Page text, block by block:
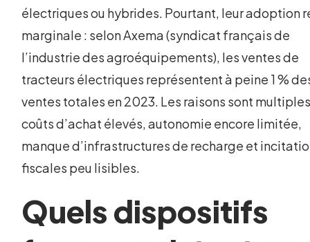
électriques ou hybrides. Pourtant, leur adoption
marginale : selon Axema (syndicat français de
l’industrie des agroéquipements), les ventes de
tracteurs électriques représentent à peine 1 %
ventes totales en 2023. Les raisons sont
coûts d’achat élevés, autonomie encore limitée,
manque d’infrastructures de recharge et
fiscales peu lisibles.
Quels dispositifs